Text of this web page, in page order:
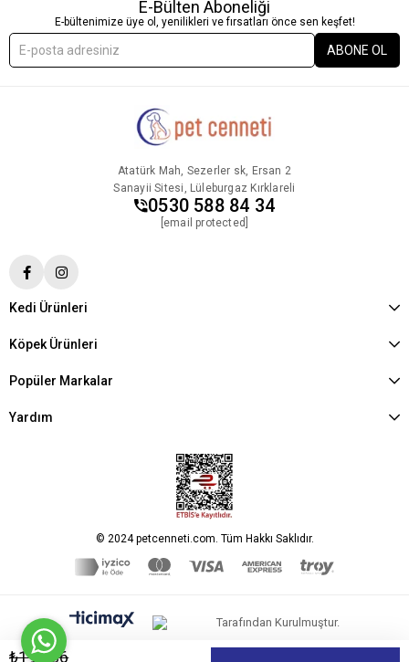
E-Bülten Aboneliği
E-bültenimize üye ol, yenilikleri ve fırsatları önce sen keşfet!
ABONE OL
Atatürk Mah, Sezerler sk, Ersan 2
Sanayii Sitesi, Lüleburgaz Kırklareli
0530 588 84 34
[email protected]
Kedi Ürünleri
Köpek Ürünleri
Popüler Markalar
Yardım
© 2024 petcenneti.com. Tüm Hakkı Saklıdır.
Tarafından Kurulmuştur.
₺191,36